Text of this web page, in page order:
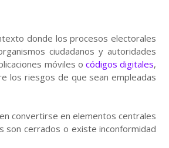
donde los procesos electorales
ciudadanos y autoridades
móviles ocódigos digitales,
los riesgos de que sean empleadas
convertirse en elementos centrales
son cerrados o existe inconformidad